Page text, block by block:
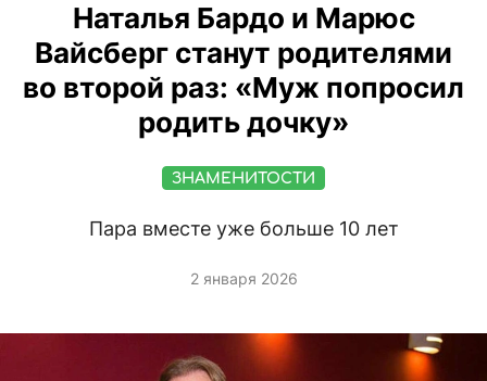
Наталья Бардо и Марюс
Вайсберг станут родителями
во второй раз: «Муж попросил
родить дочку»
ЗНАМЕНИТОСТИ
Пара вместе уже больше 10 лет
2 января 2026